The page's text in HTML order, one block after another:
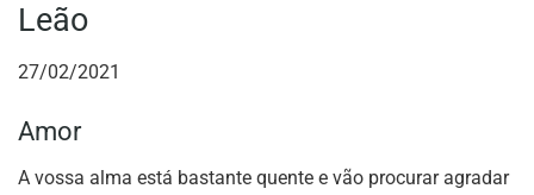
Leão
27/02/2021
Amor
A vossa alma está bastante quente e vão procurar agradar